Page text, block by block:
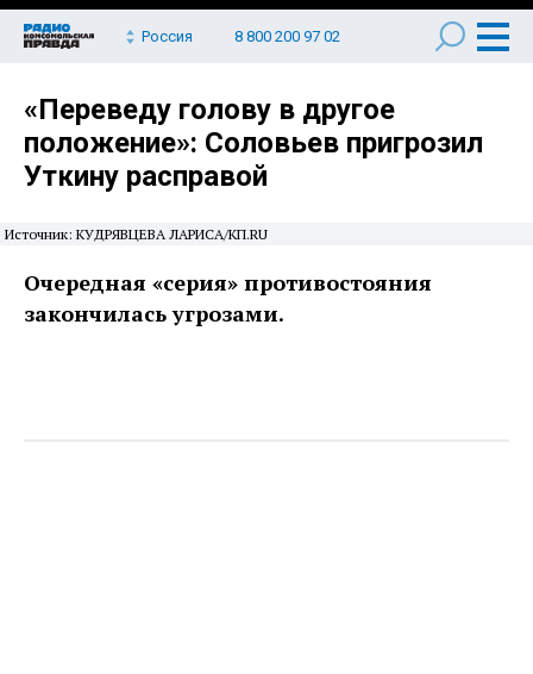
Россия 8 800 200 97 02
«Переведу голову в другое
положение»: Соловьев пригрозил
Уткину расправой
Источник: КУДРЯВЦЕВА ЛАРИСА/КП.RU
Очередная «серия» противостояния
закончилась угрозами.